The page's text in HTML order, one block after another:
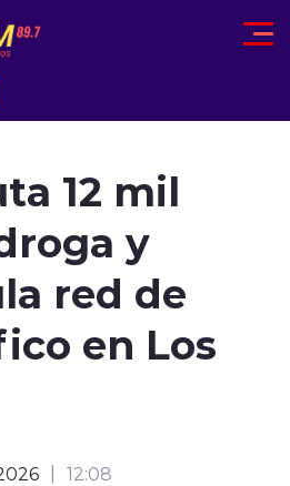
al contenido
INTERNACIONAL
12 mil
y
red de
en Los
12:08